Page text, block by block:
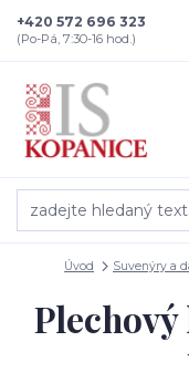
+420 572 696 323
(Po-Pá, 7:30-16 hod.)
Úvod Suvenýry a